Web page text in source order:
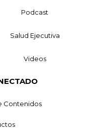
Podcast
Salud Ejecutiva
Videos
Contenidos